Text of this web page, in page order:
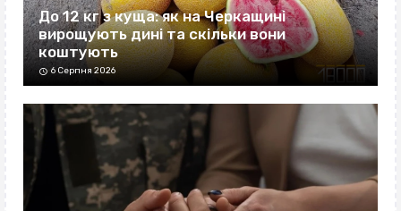
До 12 кг з куща: як на Черкащині
вирощують дині та скільки вони
коштують
6 Серпня 2026